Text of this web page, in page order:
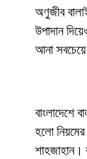
অণুজীব
উপাদান
আনা
বাংলাদেশে
হলো
শাহজাহান।